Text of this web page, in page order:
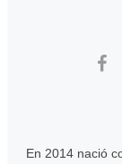
En 2014 nació